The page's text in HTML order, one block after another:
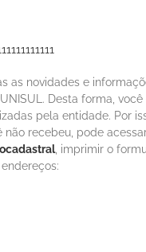
as novidades e
Desta forma,
pela entidade. Por
recebeu, pode
, imprimir o